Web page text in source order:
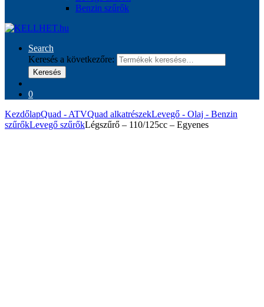
Benzin szűrők
Search
Keresés a következőre:
Keresés
0
KezdőlapQuad - ATVQuad alkatrészekLevegő - Olaj - Benzin
szűrőkLevegő szűrőkLégszűrő – 110/125cc – Egyenes